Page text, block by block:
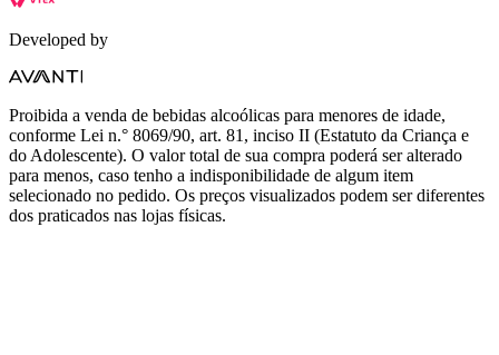
Developed by
Proibida a venda de bebidas alcoólicas para menores de idade,
conforme Lei n.° 8069/90, art. 81, inciso II (Estatuto da Criança e
do Adolescente). O valor total de sua compra poderá ser alterado
para menos, caso tenho a indisponibilidade de algum item
selecionado no pedido. Os preços visualizados podem ser diferentes
dos praticados nas lojas físicas.